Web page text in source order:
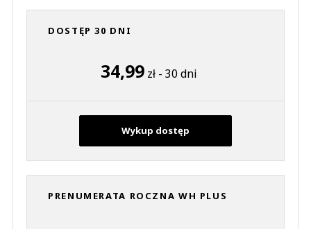
DOSTĘP 30 DNI
34,99 zł - 30 dni
Wykup dostęp
PRENUMERATA ROCZNA WH PLUS